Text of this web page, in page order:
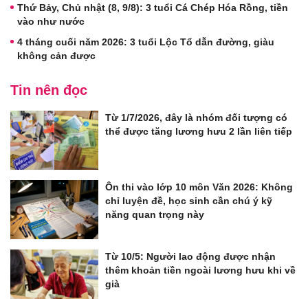
Thứ Bảy, Chủ nhật (8, 9/8): 3 tuổi Cá Chép Hóa Rồng, tiền
vào như nước
4 tháng cuối năm 2026: 3 tuổi Lộc Tổ dẫn đường, giàu
không cản được
Tin nên đọc
Từ 1/7/2026, đây là nhóm đối tượng có
thể được tăng lương hưu 2 lần liên tiếp
Ôn thi vào lớp 10 môn Văn 2026: Không
chỉ luyện đề, học sinh cần chú ý kỹ
năng quan trọng này
Từ 10/5: Người lao động được nhận
thêm khoản tiền ngoài lương hưu khi về
già